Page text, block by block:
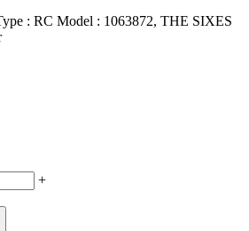
: RC Model : 1063872, THE SIXES
+